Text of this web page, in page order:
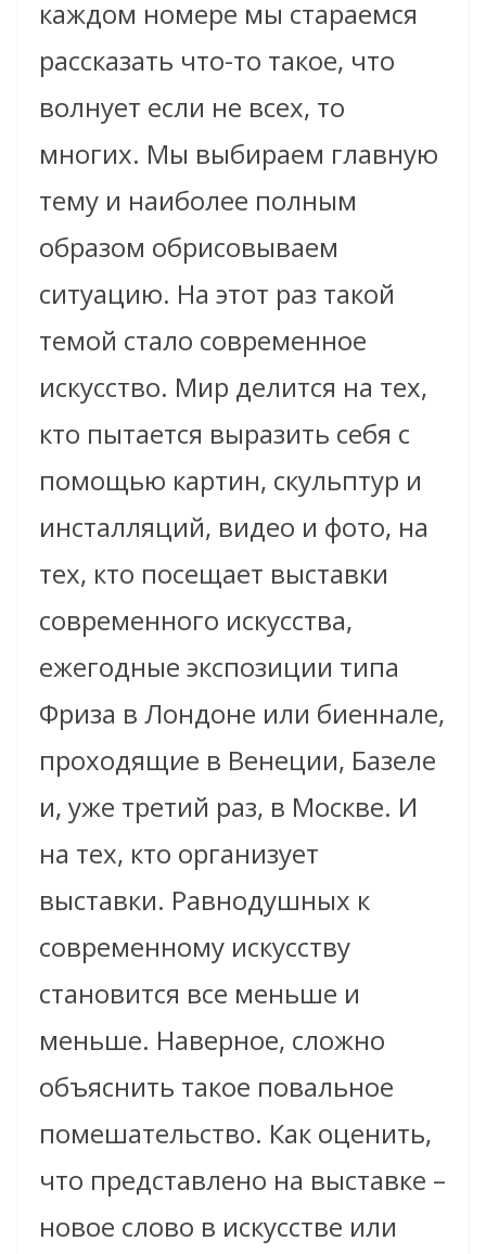
каждом номере мы стараемся
рассказать что-то такое, что
волнует если не всех, то
многих. Мы выбираем главную
тему и наиболее полным
образом обрисовываем
ситуацию. На этот раз такой
темой стало современное
искусство. Мир делится на тех,
кто пытается выразить себя с
помощью картин, скульптур и
инсталляций, видео и фото, на
тех, кто посещает выставки
современного искусства,
ежегодные экспозиции типа
Фриза в Лондоне или биеннале,
проходящие в Венеции, Базеле
и, уже третий раз, в Москве. И
на тех, кто организует
выставки. Равнодушных к
современному искусству
становится все меньше и
меньше. Наверное, сложно
объяснить такое повальное
помешательство. Как оценить,
что представлено на выставке –
новое слово в искусстве или